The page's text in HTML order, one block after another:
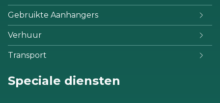
Gebruikte Aanhangers
Verhuur
Transport
Speciale diensten